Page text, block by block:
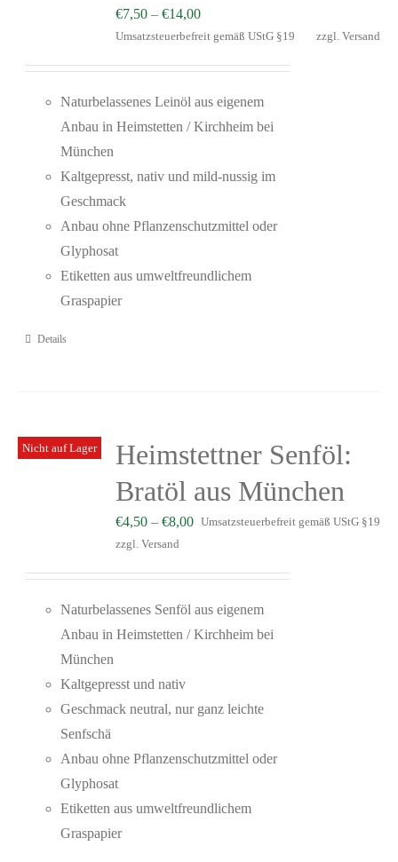
€7,50 –€14,00
Umsatzsteuerbefreit gemäß UStG §19 zzgl. Versand
Naturbelassenes Leinöl aus eigenem
Anbau in Heimstetten / Kirchheim bei
München
Kaltgepresst, nativ und mild-nussig im
Geschmack
Anbau ohne Pflanzenschutzmittel oder
Glyphosat
Etiketten aus umweltfreundlichem
Graspapier
Details
Nicht auf Lager
Heimstettner Senföl:
Bratöl aus München
€4,50 –€8,00 Umsatzsteuerbefreit gemäß UStG §19
zzgl.Versand
Naturbelassenes Senföl aus eigenem
Anbau in Heimstetten / Kirchheim bei
München
Kaltgepresst und nativ
Geschmack neutral, nur ganz leichte
Senfschä
Anbau ohne Pflanzenschutzmittel oder
Glyphosat
Etiketten aus umweltfreundlichem
Graspapier